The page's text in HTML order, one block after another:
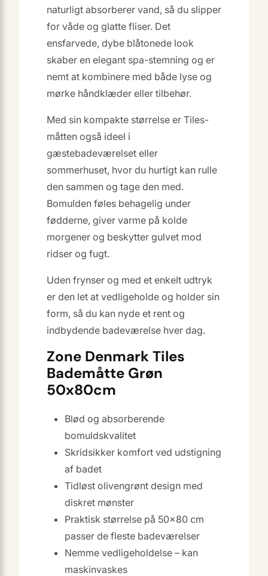
naturligt absorberer vand, så du slipper
for våde og glatte fliser. Det
ensfarvede, dybe blåtonede look
skaber en elegant spa-stemning og er
nemt at kombinere med både lyse og
mørke håndklæder eller tilbehør.
Med sin kompakte størrelse er Tiles-
måtten også ideel i
gæstebadeværelset eller
sommerhuset, hvor du hurtigt kan rulle
den sammen og tage den med.
Bomulden føles behagelig under
fødderne, giver varme på kolde
morgener og beskytter gulvet mod
ridser og fugt.
Uden frynser og med et enkelt udtryk
er den let at vedligeholde og holder sin
form, så du kan nyde et rent og
indbydende badeværelse hver dag.
Zone Denmark Tiles
Bademåtte Grøn
50x80cm
Blød og absorberende
bomuldskvalitet
Skridsikker komfort ved udstigning
af badet
Tidløst olivengrønt design med
diskret mønster
Praktisk størrelse på 50×80 cm
passer de fleste badeværelser
Nemme vedligeholdelse – kan
maskinvaskes